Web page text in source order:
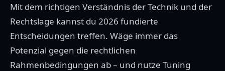
Mit dem richtigen Verständnis der Technik und der
Rechtslage kannst du 2026 fundierte
Entscheidungen treffen. Wäge immer das
Potenzial gegen die rechtlichen
Rahmenbedingungen ab – und nutze Tuning